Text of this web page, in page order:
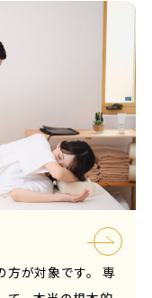
方が対象です。 専